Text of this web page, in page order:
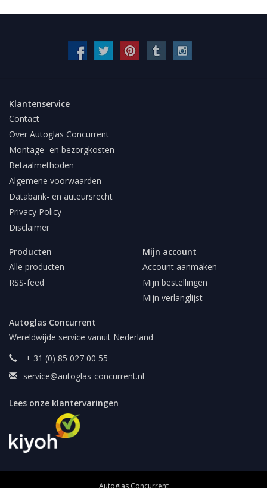
Klantenservice
Contact
Over Autoglas Concurrent
Montage- en bezorgkosten
Betaalmethoden
Algemene voorwaarden
Databank- en auteursrecht
Privacy Policy
Disclaimer
Producten
Alle producten
RSS-feed
Mijn account
Account aanmaken
Mijn bestellingen
Mijn verlanglijst
Autoglas Concurrent
Wereldwijde service vanuit Nederland
+ 31 (0) 85 027 00 55
service@autoglas-concurrent.nl
Lees onze klantervaringen